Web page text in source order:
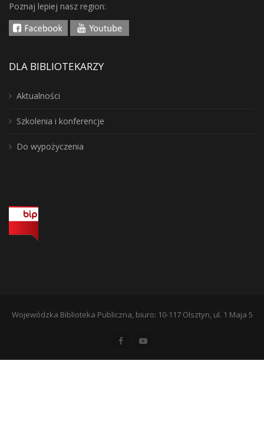
Poznaj lepiej nasz region:
DLA BIBLIOTEKARZY
Aktualności
Szkolenia i konferencje
Do wypożyczenia
Wojewódzka Biblioteka Publiczna, biuro: 10-117 Olsztyn, ul. 1 Maja 5